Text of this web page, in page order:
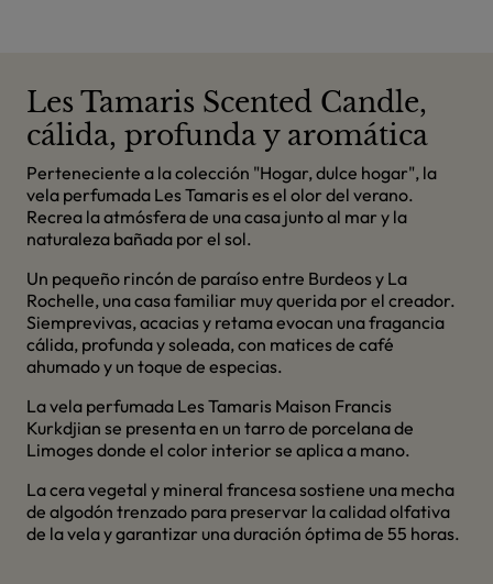
Les Tamaris Scented Candle,
cálida, profunda y aromática
Perteneciente a la colección "Hogar, dulce hogar", la
vela perfumada Les Tamaris es el olor del verano.
Recrea la atmósfera de una casa junto al mar y la
naturaleza bañada por el sol.
Un pequeño rincón de paraíso entre Burdeos y La
Rochelle, una casa familiar muy querida por el creador.
Siemprevivas, acacias y retama evocan una fragancia
cálida, profunda y soleada, con matices de café
ahumado y un toque de especias.
La vela perfumada Les Tamaris Maison Francis
Kurkdjian se presenta en un tarro de porcelana de
Limoges donde el color interior se aplica a mano.
La cera vegetal y mineral francesa sostiene una mecha
de algodón trenzado para preservar la calidad olfativa
de la vela y garantizar una duración óptima de 55 horas.